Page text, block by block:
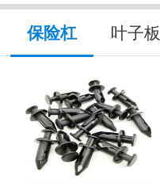
保险杠 叶子板